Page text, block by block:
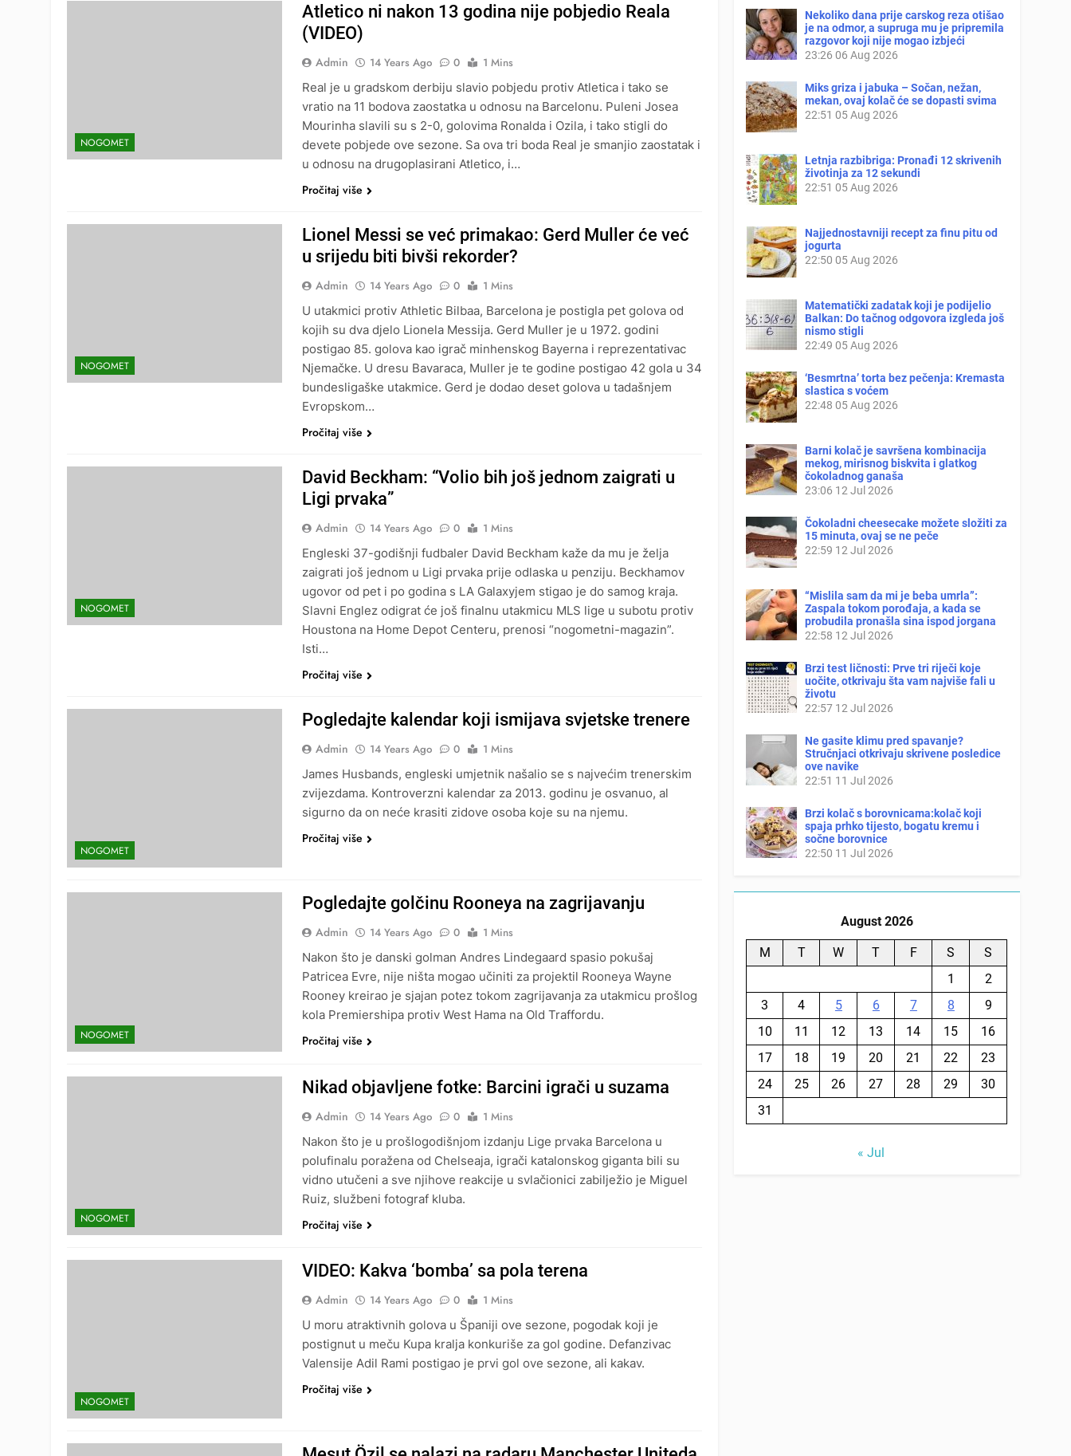
NOGOMET
Atletico ni nakon 13 godina nije pobjedio Reala
(VIDEO)
Admin 14 Years Ago 0
1 Mins
Real je u gradskom derbiju slavio pobjedu protiv Atletica i tako se
vratio na 11 bodova zaostatka u odnosu na Barcelonu. Puleni Josea
Mourinha slavili su s 2-0, golovima Ronalda i Ozila, i tako stigli do
devete pobjede ove sezone. Sa ova tri boda Real je smanjio zaostatak i
u odnosu na drugoplasirani Atletico, i…
Pročitaj više
NOGOMET
Lionel Messi se već primakao: Gerd Muller će već
u srijedu biti bivši rekorder?
Admin 14 Years Ago 0
1 Mins
U utakmici protiv Athletic Bilbaa, Barcelona je postigla pet golova od
kojih su dva djelo Lionela Messija. Gerd Muller je u 1972. godini
postigao 85. golova kao igrač minhenskog Bayerna i reprezentativac
Njemačke. U dresu Bavaraca, Muller je te godine postigao 42 gola u 34
bundesligaške utakmice. Gerd je dodao deset golova u tadašnjem
Evropskom…
Pročitaj više
NOGOMET
David Beckham: “Volio bih još jednom zaigrati u
Ligi prvaka”
Admin 14 Years Ago 0
1 Mins
Engleski 37-godišnji fudbaler David Beckham kaže da mu je želja
zaigrati još jednom u Ligi prvaka prije odlaska u penziju. Beckhamov
ugovor od pet i po godina s LA Galaxyjem stigao je do samog kraja.
Slavni Englez odigrat će još finalnu utakmicu MLS lige u subotu protiv
Houstona na Home Depot Centeru, prenosi “nogometni-magazin”.
Isti…
Pročitaj više
NOGOMET
Pogledajte kalendar koji ismijava svjetske trenere
Admin 14 Years Ago 0
1 Mins
James Husbands, engleski umjetnik našalio se s najvećim trenerskim
zvijezdama. Kontroverzni kalendar za 2013. godinu je osvanuo, al
sigurno da on neće krasiti zidove osoba koje su na njemu.
Pročitaj više
NOGOMET
Pogledajte golčinu Rooneya na zagrijavanju
Admin 14 Years Ago 0
1 Mins
Nakon što je danski golman Andres Lindegaard spasio pokušaj
Patricea Evre, nije ništa mogao učiniti za projektil Rooneya Wayne
Rooney kreirao je sjajan potez tokom zagrijavanja za utakmicu prošlog
kola Premiershipa protiv West Hama na Old Traffordu.
Pročitaj više
NOGOMET
Nikad objavljene fotke: Barcini igrači u suzama
Admin 14 Years Ago 0
1 Mins
Nakon što je u prošlogodišnjom izdanju Lige prvaka Barcelona u
polufinalu poražena od Chelseaja, igrači katalonskog giganta bili su
vidno utučeni a sve njihove reakcije u svlačionici zabilježio je Miguel
Ruiz, službeni fotograf kluba.
Pročitaj više
NOGOMET
VIDEO: Kakva ‘bomba’ sa pola terena
Admin 14 Years Ago 0
1 Mins
U moru atraktivnih golova u Španiji ove sezone, pogodak koji je
postignut u meču Kupa kralja konkuriše za gol godine. Defanzivac
Valensije Adil Rami postigao je prvi gol ove sezone, ali kakav.
Pročitaj više
Nekoliko dana prije carskog reza otišao
je na odmor, a supruga mu je pripremila
razgovor koji nije mogao izbjeći
23:26 06 Aug 2026
Miks griza i jabuka – Sočan, nežan,
mekan, ovaj kolač će se dopasti svima
22:51 05 Aug 2026
Letnja razbibriga: Pronađi 12 skrivenih
životinja za 12 sekundi
22:51 05 Aug 2026
Najjednostavniji recept za finu pitu od
jogurta
22:50 05 Aug 2026
Matematički zadatak koji je podijelio
Balkan: Do tačnog odgovora izgleda još
nismo stigli
22:49 05 Aug 2026
‘Besmrtna’ torta bez pečenja: Kremasta
slastica s voćem
22:48 05 Aug 2026
Barni kolač je savršena kombinacija
mekog, mirisnog biskvita i glatkog
čokoladnog ganaša
23:06 12 Jul 2026
Čokoladni cheesecake možete složiti za
15 minuta, ovaj se ne peče
22:59 12 Jul 2026
“Mislila sam da mi je beba umrla”:
Zaspala tokom porođaja, a kada se
probudila pronašla sina ispod jorgana
22:58 12 Jul 2026
Brzi test ličnosti: Prve tri riječi koje
uočite, otkrivaju šta vam najviše fali u
životu
22:57 12 Jul 2026
Ne gasite klimu pred spavanje?
Stručnjaci otkrivaju skrivene posledice
ove navike
22:51 11 Jul 2026
Brzi kolač s borovnicama:kolač koji
spaja prhko tijesto, bogatu kremu i
sočne borovnice
22:50 11 Jul 2026
August 2026
M T W T F S
S
1
2
3
4 5 6 7 8
9
10
11 12 13 14 15
16
17
18 19 20 21 22
23
24
25 26 27 28 29
30
31
« Jul